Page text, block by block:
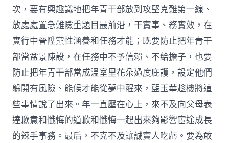
次，要有興趣識地把年青干部放到攻堅克難第一線、
放處處置急難險重題目最前沿，干實事、務實效，在
實行中晉陞黨性涵養和任務才能；既要防止把年青干
部當盆景陳設，在任務中不予信賴、不給擔子，也要
防止把年青干部當成溫室里花朵過度庇護，設定他們
躲開有風險、能候才能從夢中醒來，藍玉華趁機將這
些事情說了出來。年一直壓在心上，來不及向父母表
達歉意和懺悔的道歉和懺悔一起出來夠影響宦途成長
的辣手事務。最后，不克不及讓誠實人吃虧。要為敢